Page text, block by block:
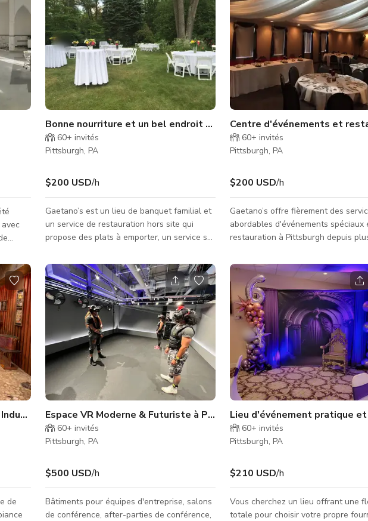
loft
de la
Bonne nourriture et un bel endroit à Pittsburgh
60+ invités
Pittsburgh, PA
$200 USD/h
Gaetano’s est un lieu de banquet familial et
un service de restauration hors site qui
propose des plats à emporter, un service sur
hors site. Notre lieu offre trois salles privées
pouvant accueillir jusqu'à 300 invités, et est
disponible pour des mariages, événements
sociaux, réunions d'affaires, et plus encore.
Centre d'événements et
60+ invités
Pittsburgh, PA
$200 USD/h
Gaetano’s offre fièrement des
abordables d'événements spéciaux
restauration à Pittsburgh depuis
ville de Pittsburgh, nous proposons
parfait pour votre réception de
fête, réunion d'affaires ou autre
Nos belles salles spacieuses
accueillir jusqu'à 250 personnes,
grand parking pour les invités.
peut également assurer la
votre site.
Urbain
de
Espace VR Moderne & Futuriste à Pittsburgh
60+ invités
Pittsburgh, PA
$500 USD/h
Bâtiments pour équipes d'entreprise, salons
de conférence, after-parties de conférence,
Lieu d'événement pratique
60+ invités
Pittsburgh, PA
$210 USD/h
Vous cherchez un lieu offrant une
totale pour choisir votre propre